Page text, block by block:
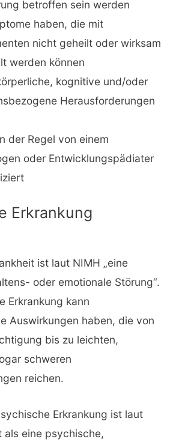
betroffen sein werden
haben, die mit
nicht geheilt oder wirksam
werden können
kognitive und/oder
Herausforderungen
der Regel von einem
oder Entwicklungspädiater
Erkrankung
ist laut NIMH „eine
oder emotionale Störung“.
Erkrankung kann
Auswirkungen haben, die von
bis zu leichten,
schweren
reichen.
Erkrankung ist laut
als eine psychische,